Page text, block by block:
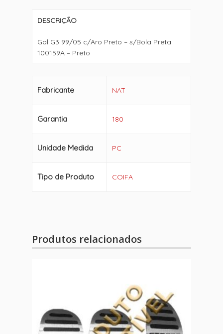
DESCRIÇÃO
Gol G3 99/05 c/Aro Preto – s/Bola Preta
100159A – Preto
Fabricante NAT
Garantia 180
Unidade Medida PC
Tipo de Produto COIFA
Produtos relacionados